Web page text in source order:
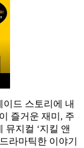
드 스토리에 내
즐거운 재미, 주
지컬 ‘지킬 앤
라마틱한 이야기